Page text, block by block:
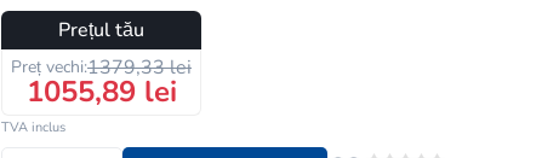
Prețul tău
Preț vechi:1379,33 lei
1055,89 lei
TVA inclus